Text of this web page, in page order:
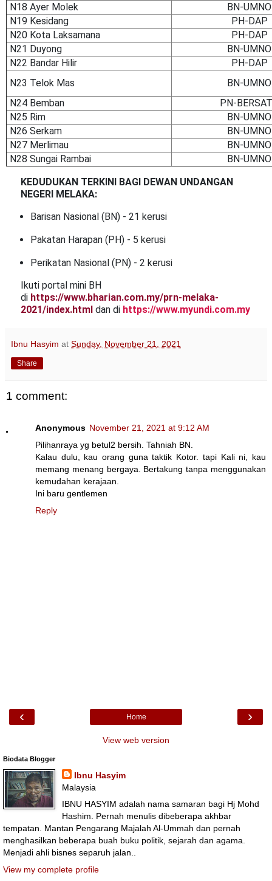
N18 Ayer Molek
BN-UMNO
N19 Kesidang
PH-DAP
N20 Kota Laksamana
PH-DAP
N21 Duyong
BN-UMNO
N22 Bandar Hilir
PH-DAP
N23 Telok Mas
BN-UMNO
N24 Bemban
PN-
N25 Rim
BN-UMNO
N26 Serkam
BN-UMNO
N27 Merlimau
BN-UMNO
N28 Sungai Rambai
BN-UMNO
KEDUDUKAN TERKINI BAGI DEWAN UNDANGAN
NEGERI MELAKA:
Barisan Nasional (BN) - 21 kerusi
Pakatan Harapan (PH) - 5 kerusi
Perikatan Nasional (PN) - 2 kerusi
Ikuti portal mini BH
di https://www.bharian.com.my/prn-melaka-
2021/index.html dan di https://www.myundi.com.my
Ibnu Hasyim at Sunday, November 21, 2021
Share
1 comment:
Anonymous November 21, 2021 at 9:12 AM
Pilihanraya yg betul2 bersih. Tahniah BN.
Kalau dulu, kau orang guna taktik Kotor. tapi Kali ni, kau
memang menang bergaya. Bertakung tanpa menggunakan
kemudahan kerajaan.
Ini baru gentlemen
Reply
‹ ›
Home
View web version
Biodata Blogger
Ibnu Hasyim
Malaysia
IBNU HASYIM adalah nama samaran bagi Hj Mohd
Hashim. Pernah menulis dibeberapa akhbar
tempatan. Mantan Pengarang Majalah Al-Ummah dan pernah
menghasilkan beberapa buah buku politik, sejarah dan agama.
Menjadi ahli bisnes separuh jalan..
View my complete profile